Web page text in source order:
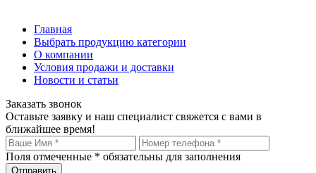
Главная
Выбрать продукцию категории
О компании
Условия продажи и доставки
Новости и статьи
Заказать звонок
Оставьте заявку и наш специалист свяжется с вами в
ближайшее время!
Поля отмеченные * обязательны для заполнения